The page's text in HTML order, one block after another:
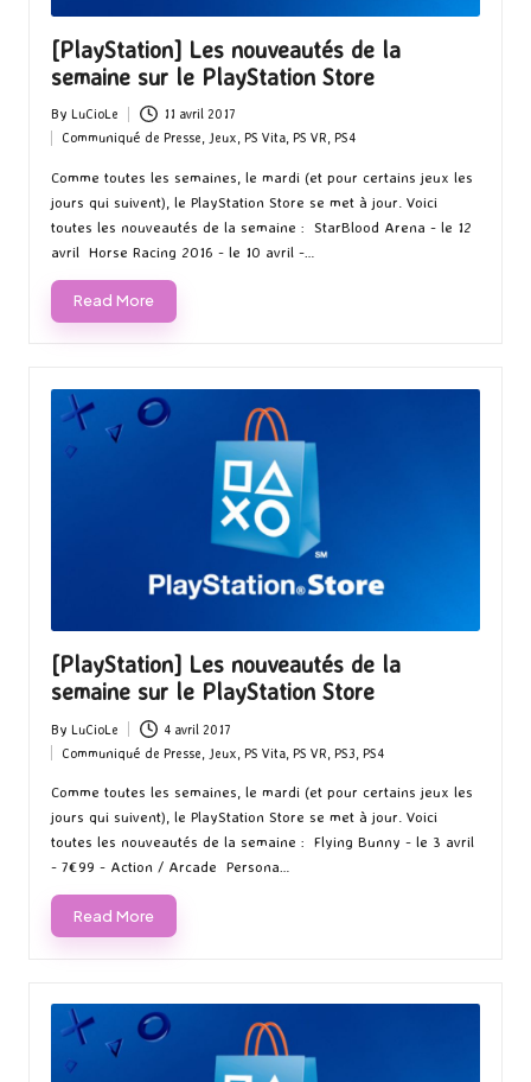
[PlayStation] Les nouveautés de la
semaine sur le PlayStation Store
Posted
by
By LuCioLe 11 avril 2017
in
Communiqué de Presse, Jeux,PS Vita,PS VR,PS4
Comme toutes les semaines, le mardi (et pour certains jeux les
jours qui suivent), le PlayStation Store se met à jour. Voici
toutes les nouveautés de la semaine : StarBlood Arena - le 12
avril Horse Racing 2016 - le 10 avril -…
Read More
[PlayStation] Les nouveautés de la
semaine sur le PlayStation Store
Posted
by
By LuCioLe 4 avril 2017
Posted
in
Communiqué de Presse Jeux PS Vita PS VR PS3 PS4
Comme toutes les semaines, le mardi (et pour certains jeux les
jours qui suivent), le PlayStation Store se met à jour. Voici
toutes les nouveautés de la semaine : Flying Bunny - le 3 avril
- 7€99 - Action / Arcade Persona…
Read More